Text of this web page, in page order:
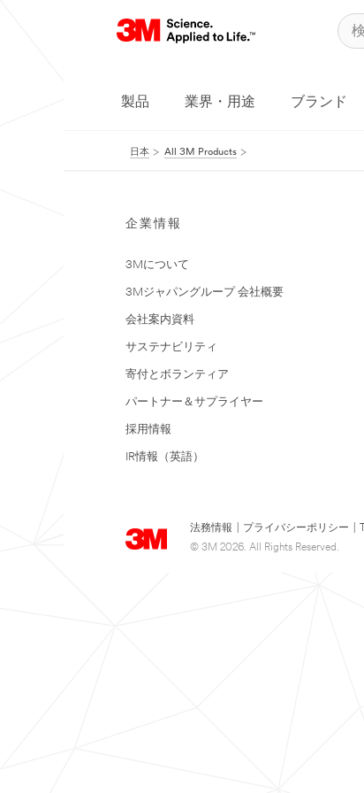
製品 業界・用途 ブランド
日本 All 3M Products
企業情報
3Mについて
3Mジャパングループ 会社概要
会社案内資料
サステナビリティ
寄付とボランティア
パートナー＆サプライヤー
採用情報
IR情報（英語）
法務情報 プライバシーポリシー
© 3M 2026. All Rights Reserved.